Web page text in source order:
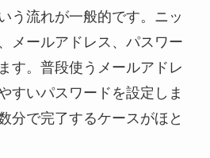
う流れが一般的です。ニッ
メールアドレス、パスワー
す。普段使うメールアドレ
すいパスワードを設定しま
分で完了するケースがほと